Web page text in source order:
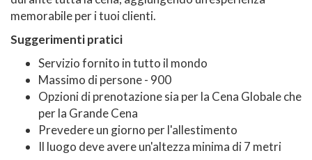
memorabile per i tuoi clienti.
Suggerimenti pratici
Servizio fornito in tutto il mondo
Massimo di persone - 900
Opzioni di prenotazione sia per la Cena Globale che
per la Grande Cena
Prevedere un giorno per l'allestimento
Il luogo deve avere un'altezza minima di 7 metri